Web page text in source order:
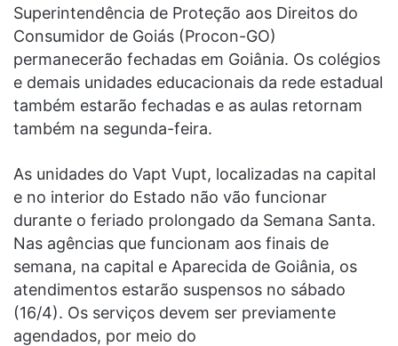
Superintendência de Proteção aos Direitos do
Consumidor de Goiás (Procon-GO)
permanecerão fechadas em Goiânia. Os colégios
e demais unidades educacionais da rede estadual
também estarão fechadas e as aulas retornam
também na segunda-feira.
As unidades do Vapt Vupt, localizadas na capital
e no interior do Estado não vão funcionar
durante o feriado prolongado da Semana Santa.
Nas agências que funcionam aos finais de
semana, na capital e Aparecida de Goiânia, os
atendimentos estarão suspensos no sábado
(16/4). Os serviços devem ser previamente
agendados, por meio do